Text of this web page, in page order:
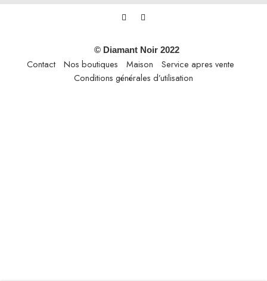
© Diamant Noir 2022
Contact Nos boutiques Maison
Service apres vente
Conditions générales d’utilisation